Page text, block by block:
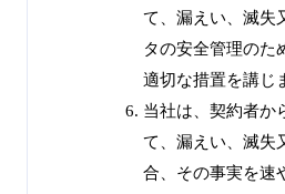
て、漏えい、滅失
タの安全管理のた
適切な措置を講じ
当社は、契約者か
て、漏えい、滅失
合、その事実を速